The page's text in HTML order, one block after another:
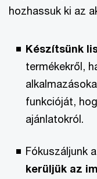
hozhassuk ki az
Készítsünk
termékekről,
funkcióját,
ajánlatokról.
Fókuszáljunk
kerüljük az